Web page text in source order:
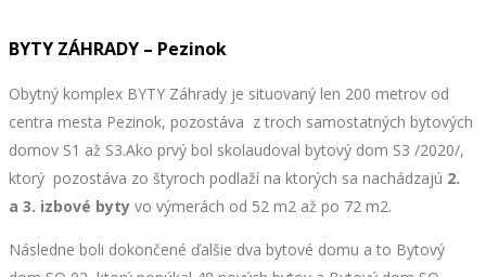
BYTY ZÁHRADY – Pezinok
Obytný komplex BYTY Záhrady je situovaný len 200 metrov od
centra mesta Pezinok, pozostáva z troch samostatných bytových
domov S1 až S3.Ako prvý bol skolaudoval bytový dom S3 /2020/,
ktorý pozostáva zo štyroch podlaží na ktorých sa nachádzajú 2.
a 3. izbové byty vo výmerách od 52 m2 až po 72 m2.
Následne boli dokončené ďalšie dva bytové domu a to Bytový